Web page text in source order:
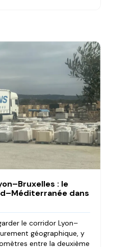
: le
dans
le corridor Lyon–
géographique, y
entre la deuxième